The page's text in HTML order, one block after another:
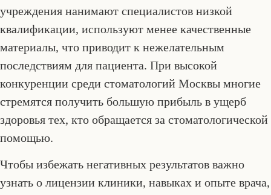
учреждения нанимают специалистов низкой
квалификации, используют менее качественные
материалы, что приводит к нежелательным
последствиям для пациента. При высокой
конкуренции среди стоматологий Москвы многие
стремятся получить большую прибыль в ущерб
здоровья тех, кто обращается за стоматологической
помощью.
Чтобы избежать негативных результатов важно
узнать о лицензии клиники, навыках и опыте врача,